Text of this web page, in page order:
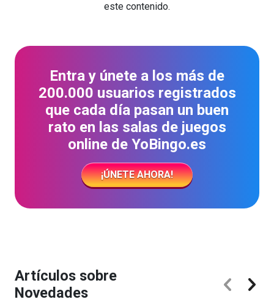
este contenido.
Entra y únete a los más de
200.000 usuarios registrados
que cada día pasan un buen
rato en las salas de juegos
online de YoBingo.es
¡ÚNETE AHORA!
Artículos sobre
Novedades